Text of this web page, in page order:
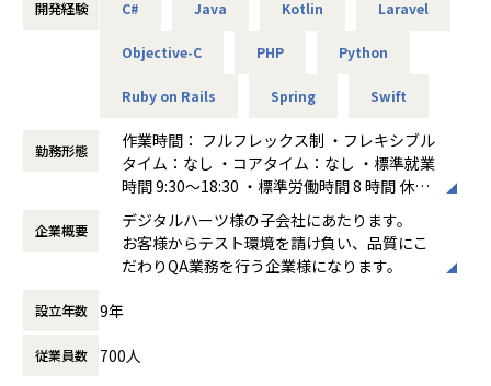
です。
また、開発エンジニアとしてのキャリアのみならず、部長
であるQA事業において、
品質課題にマッチした
ソリューションを提案できる、コンサルタントも目指してい
ただくことも可能な環境です。
QAエンジニアへのキャリアチェンジを行う場合、業界TOP
クラスの育成体制をご用意しております。
・顧客ソリューションサービスをカスタマイズしての個社向
・大手電力企業向け徴収システムの開発
開発経験 C# Java Kotlin Laravel
Objective-C PHP Python
Ruby on Rails Spring Swift
勤務形態
作業時間： フルフレックス制 ・フレキシブル
タイム：なし ・コアタイム：なし ・標準就業
時間 9:30～18:30 ・標準労働時間 8 時間 休憩
60 分
働き方：フルフレックス制
時間外労働の有無： 有（月平均10時間）
休憩時間： 60分
企業概要
デジタルハーツ様の子会社にあたります。
お客様からテスト環境を請け負い、品質にこ
だわりQA業務を行う企業様になります。
設立年数 9年
従業員数 700人